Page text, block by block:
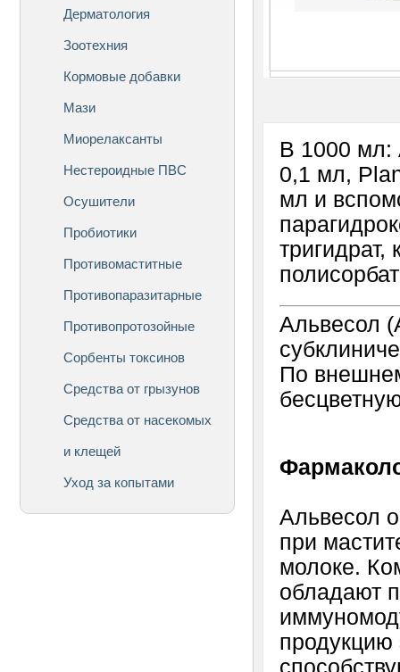
Дерматология
Зоотехния
Кормовые добавки
Мази
Миорелаксанты
Нестероидные ПВС
Осушители
Пробиотики
Противомаститные
Противопаразитарные
Противопротозойные
Сорбенты токсинов
Средства от грызунов
Средства от насекомых
и клещей
Уход за копытами
В 1000 мл:
0,1 мл,
мл и
Альвесол
По
Альвесол
при
молоке.
обладают
продукцию